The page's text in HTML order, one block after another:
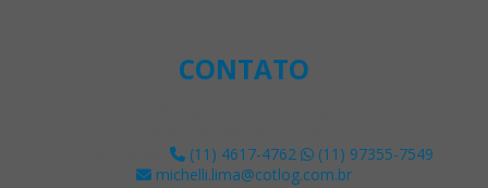
CONTATO
(11) 4617-4762
(11) 97355-7549
michelli.lima@cotlog.com.br